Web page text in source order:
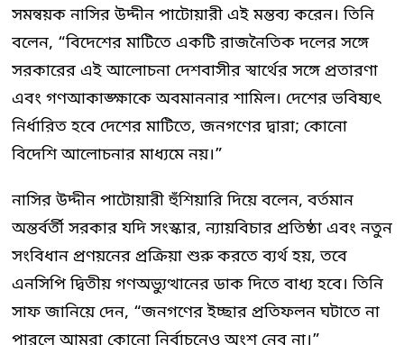
সমন্বয়ক নাসির উদ্দীন পাটোয়ারী এই মন্তব্য করেন। তিনি
বলেন, “বিদেশের মাটিতে একটি রাজনৈতিক দলের সঙ্গে
সরকারের এই আলোচনা দেশবাসীর স্বার্থের সঙ্গে প্রতারণা
এবং গণআকাঙ্ক্ষাকে অবমাননার শামিল। দেশের ভবিষ্যৎ
নির্ধারিত হবে দেশের মাটিতে, জনগণের দ্বারা; কোনো
বিদেশি আলোচনার মাধ্যমে নয়।”
নাসির উদ্দীন পাটোয়ারী হুঁশিয়ারি দিয়ে বলেন, বর্তমান
অন্তর্বর্তী সরকার যদি সংস্কার, ন্যায়বিচার প্রতিষ্ঠা এবং নতুন
সংবিধান প্রণয়নের প্রক্রিয়া শুরু করতে ব্যর্থ হয়, তবে
এনসিপি দ্বিতীয় গণঅভ্যুত্থানের ডাক দিতে বাধ্য হবে। তিনি
সাফ জানিয়ে দেন, “জনগণের ইচ্ছার প্রতিফলন ঘটাতে না
পারলে আমরা কোনো নির্বাচনেও অংশ নেব না।”